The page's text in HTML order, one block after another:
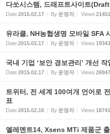
다쏘시스템, 드래프트사이트
Date2015.02.17 By 운영자 Views 21451
유라클, NH농협생명 모바일 SFA
Date2015.02.17 By 운영자 Views 19343
국내 기업 ‘보안 경보관리’ 개선 작
Date2015.02.17 By 운영자 Views 26947
트위터, 전 세계 100여개 언어로
표
Date2015.02.16 By 운영자 Views 18741
엘레멘트14, Xsens MTi 제품군 출